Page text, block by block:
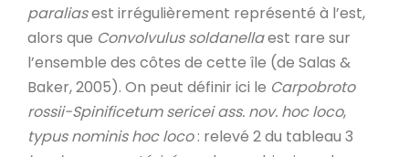
paraliasest irrégulièrement représenté à l’est,
alors que Convolvulus soldanellaest rare sur
l’ensemble des côtes de cette île (de Salas &
Baker, 2005). On peut définir ici le Carpobroto
rossii-Spinificetum sericei ass. nov. hoc loco,
typus nominis hoc loco: relevé 2 du tableau 3